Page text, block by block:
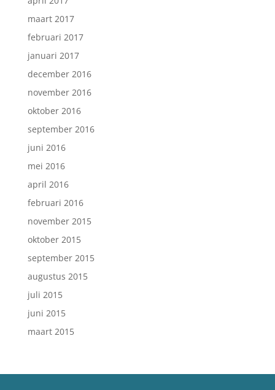
maart 2017
februari 2017
januari 2017
december 2016
november 2016
oktober 2016
september 2016
juni 2016
mei 2016
april 2016
februari 2016
november 2015
oktober 2015
september 2015
augustus 2015
juli 2015
juni 2015
maart 2015